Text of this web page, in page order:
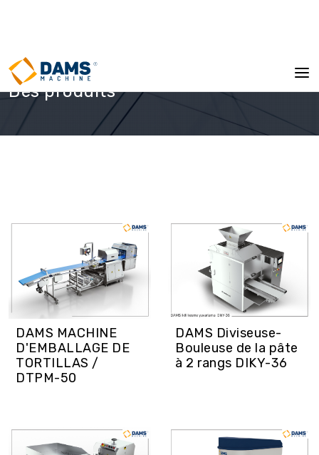
Des produits
DAMS MACHINE
D'EMBALLAGE DE
TORTILLAS /
DTPM-50
DAMS Diviseuse-
Bouleuse de la pâte
à 2 rangs DIKY-36